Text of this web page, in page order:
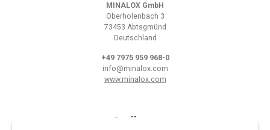
MINALOX GmbH
Oberholenbach 3
73453 Abtsgmünd
Deutschland
+49 7975 959 968-0
info@minalox.com
www.minalox.com
O nákupe